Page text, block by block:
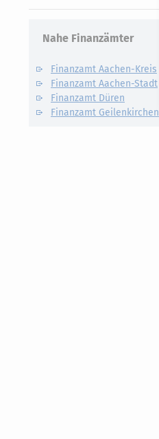
Nahe Finanzämter
Finanzamt Aachen-Kreis
Finanzamt Aachen-Stadt
Finanzamt Düren
Finanzamt Geilenkirchen